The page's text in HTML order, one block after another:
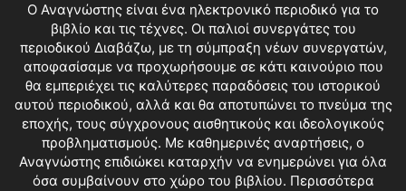
O Αναγνώστης είναι ένα ηλεκτρονικό περιοδικό για το
βιβλίο και τις τέχνες. Οι παλιοί συνεργάτες του
περιοδικού Διαβάζω, με τη σύμπραξη νέων συνεργατών,
αποφασίσαμε να προχωρήσουμε σε κάτι καινούριο που
θα εμπεριέχει τις καλύτερες παραδόσεις του ιστορικού
αυτού περιοδικού, αλλά και θα αποτυπώνει το πνεύμα της
εποχής, τους σύγχρονους αισθητικούς και ιδεολογικούς
προβληματισμούς. Με καθημερινές αναρτήσεις, ο
Αναγνώστης επιδιώκει καταρχήν να ενημερώνει για όλα
όσα συμβαίνουν στο χώρο του βιβλίου. Περισσότερα